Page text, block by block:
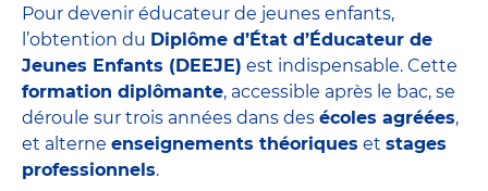
Pour devenir éducateur de jeunes enfants,
l’obtention du Diplôme d’État d’Éducateur de
Jeunes Enfants (DEEJE) est indispensable. Cette
formation diplômante, accessible après le bac, se
déroule sur trois années dans des écoles agréées,
et alterne enseignements théoriques et stages
professionnels.